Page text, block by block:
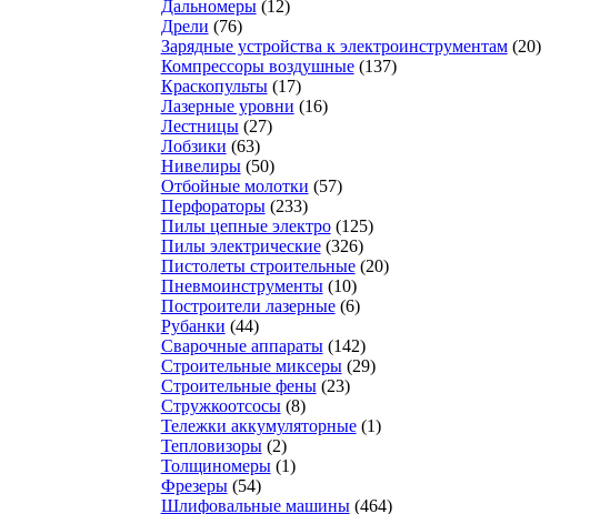
Дальномеры (12)
Дрели (76)
Зарядные устройства к электроинструментам (20)
Компрессоры воздушные (137)
Краскопульты (17)
Лазерные уровни (16)
Лестницы (27)
Лобзики (63)
Нивелиры (50)
Отбойные молотки (57)
Перфораторы (233)
Пилы цепные электро (125)
Пилы электрические (326)
Пистолеты строительные (20)
Пневмоинструменты (10)
Построители лазерные (6)
Рубанки (44)
Сварочные аппараты (142)
Строительные миксеры (29)
Строительные фены (23)
Стружкоотсосы (8)
Тележки аккумуляторные (1)
Тепловизоры (2)
Толщиномеры (1)
Фрезеры (54)
Шлифовальные машины (464)